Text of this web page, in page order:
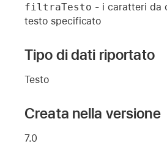
filtraTesto - i caratteri da
testo specificato
Tipo di dati riportato
Testo
Creata nella versione
7.0